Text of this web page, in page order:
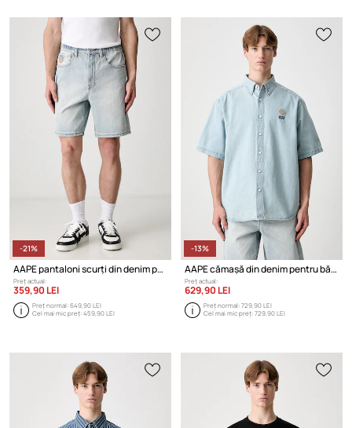
-21%
AAPE pantaloni scurți din denim pentru bărbați
Preț actual:
359,90 LEI
Preț normal:649,90 LEI
Cel mai mic preț:459,90 LEI
-13%
AAPE cămașă din denim pentru bărbați
Preț actual:
629,90 LEI
Preț normal:729,90 LEI
Cel mai mic preț:729,90 LEI